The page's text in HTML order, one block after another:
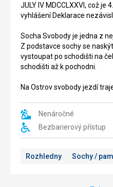
JULY IV MDCCLXXVI, což je
vyhlášení Deklarace
Socha Svobody je jedna z
Z podstavce sochy se
vystoupat po schodišti na
schodišti až k pochodni.
Na Ostrov svobody jezdí
Nenáročné
Bezbarierový přístup
Rozhledny Sochy /
nejstarších
mostů
USA.
Tento
visutý
most
486,3
dlouhý,
vede
přes
patrovou
budovu,
která
postavena
stylu
deco.
Empire
State
Building
posatvena